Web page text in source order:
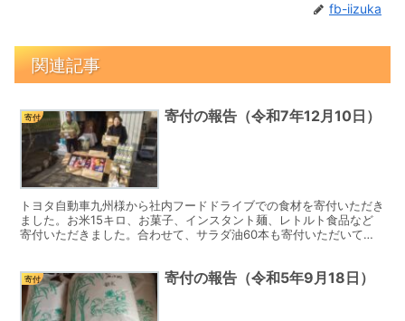
fb-iizuka
関連記事
寄付 寄付の報告（令和7年12月10日）
トヨタ自動車九州様から社内フードドライブでの食材を寄付いただき
ました。お米15キロ、お菓子、インスタント麺、レトルト食品など
寄付いただきました。合わせて、サラダ油60本も寄付いただいてい
寄付 寄付の報告（令和5年9月18日）